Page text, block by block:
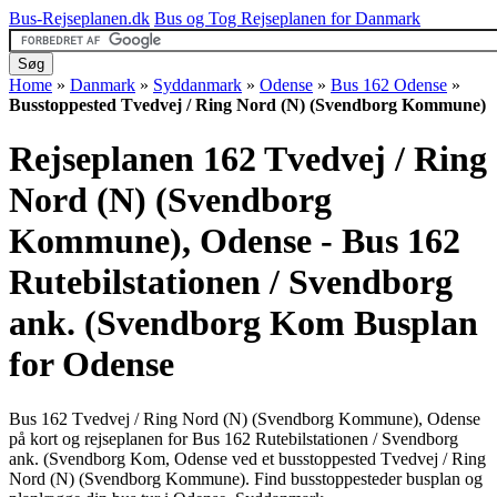
Bus-Rejseplanen.dk Bus og Tog Rejseplanen for Danmark
Home » Danmark » Syddanmark » Odense » Bus 162 Odense »
Busstoppested Tvedvej / Ring Nord (N) (Svendborg Kommune)
Rejseplanen 162 Tvedvej / Ring
Nord (N) (Svendborg
Kommune), Odense - Bus 162
Rutebilstationen / Svendborg
ank. (Svendborg Kom Busplan
for Odense
Bus 162 Tvedvej / Ring Nord (N) (Svendborg Kommune), Odense
på kort og rejseplanen for Bus 162 Rutebilstationen / Svendborg
ank. (Svendborg Kom, Odense ved et busstoppested Tvedvej / Ring
Nord (N) (Svendborg Kommune). Find busstoppesteder busplan og